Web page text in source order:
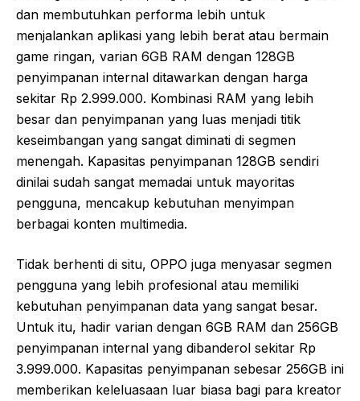
dan membutuhkan performa lebih untuk
menjalankan aplikasi yang lebih berat atau bermain
game ringan, varian 6GB RAM dengan 128GB
penyimpanan internal ditawarkan dengan harga
sekitar Rp 2.999.000. Kombinasi RAM yang lebih
besar dan penyimpanan yang luas menjadi titik
keseimbangan yang sangat diminati di segmen
menengah. Kapasitas penyimpanan 128GB sendiri
dinilai sudah sangat memadai untuk mayoritas
pengguna, mencakup kebutuhan menyimpan
berbagai konten multimedia.
Tidak berhenti di situ, OPPO juga menyasar segmen
pengguna yang lebih profesional atau memiliki
kebutuhan penyimpanan data yang sangat besar.
Untuk itu, hadir varian dengan 6GB RAM dan 256GB
penyimpanan internal yang dibanderol sekitar Rp
3.999.000. Kapasitas penyimpanan sebesar 256GB ini
memberikan keleluasaan luar biasa bagi para kreator